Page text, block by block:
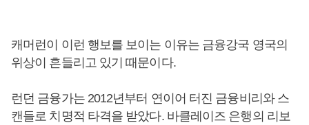
캐머런이 이런 행보를 보이는 이유는 금융강국 영국의
위상이 흔들리고 있기 때문이다.
런던 금융가는 2012년부터 연이어 터진 금융비리와 스
캔들로 치명적 타격을 받았다. 바클레이즈 은행의 리보